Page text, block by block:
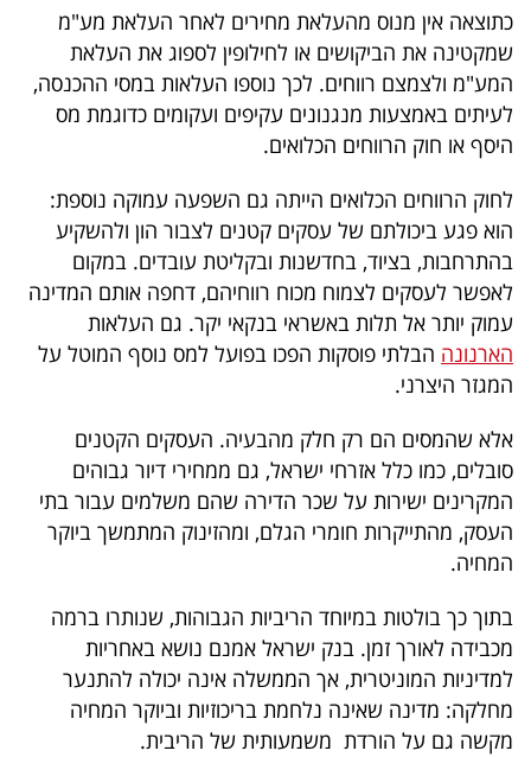
דרושים
ניוזלטרים
מייל
אדום
פרסמו
עקבו
אחרינו:
כתוצאה אין מנוס מהעלאת מחירים לאחר העלאת מע"מ
שמקטינה את הביקושים או לחילופין לספוג את העלאת
המע"מ ולצמצם רווחים. לכך נוספו העלאות במסי ההכנסה,
לעיתים באמצעות מנגנונים עקיפים ועקומים כדוגמת מס
היסף או חוק הרווחים הכלואים.
לחוק הרווחים הכלואים הייתה גם השפעה עמוקה נוספת:
הוא פגע ביכולתם של עסקים קטנים לצבור הון ולהשקיע
בהתרחבות, בציוד, בחדשנות ובקליטת עובדים. במקום
לאפשר לעסקים לצמוח מכוח רווחיהם, דחפה אותם המדינה
עמוק יותר אל תלות באשראי בנקאי יקר. גם העלאות
הארנונה הבלתי פוסקות הפכו בפועל למס נוסף המוטל על
המגזר היצרני.
אלא שהמסים הם רק חלק מהבעיה. העסקים הקטנים
סובלים, כמו כלל אזרחי ישראל, גם ממחירי דיור גבוהים
המקרינים ישירות על שכר הדירה שהם משלמים עבור בתי
העסק, מהתייקרות חומרי הגלם, ומהזינוק המתמשך ביוקר
המחיה.
בתוך כך בולטות במיוחד הריביות הגבוהות, שנותרו ברמה
מכבידה לאורך זמן. בנק ישראל אמנם נושא באחריות
למדיניות המוניטרית, אך הממשלה אינה יכולה להתנער
מחלקה: מדינה שאינה נלחמת בריכוזיות וביוקר המחיה
מקשה גם על הורדת משמעותית של הריבית.